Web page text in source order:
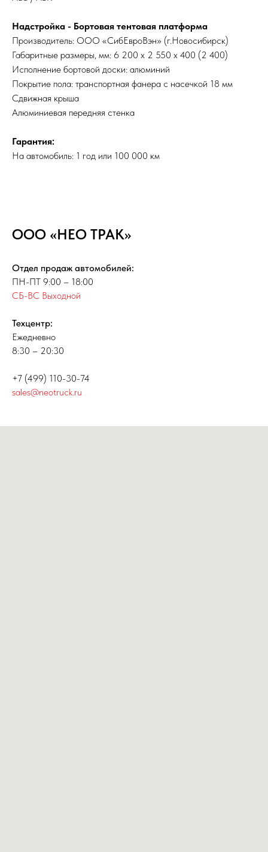
Надстройка - Бортовая тентовая платформа
Производитель: ООО «СибЕвроВэн» (г.Новосибирск)
Габаритные размеры, мм: 6 200 x 2 550 x 400 (2 400)
Исполнение бортовой доски: алюминий
Покрытие пола: транспортная фанера с насечкой 18 мм
Сдвижная крыша
Алюминиевая передняя стенка
Гарантия:
На автомобиль: 1 год или 100 000 км
ООО «НЕО ТРАК»
Отдел продаж автомобилей:
ПН-ПТ 9:00 – 18:00
СБ-ВС Выходной
Техцентр:
Ежедневно
8:30 – 20:30
+7 (499) 110-30-74
sales@neotruck.ru